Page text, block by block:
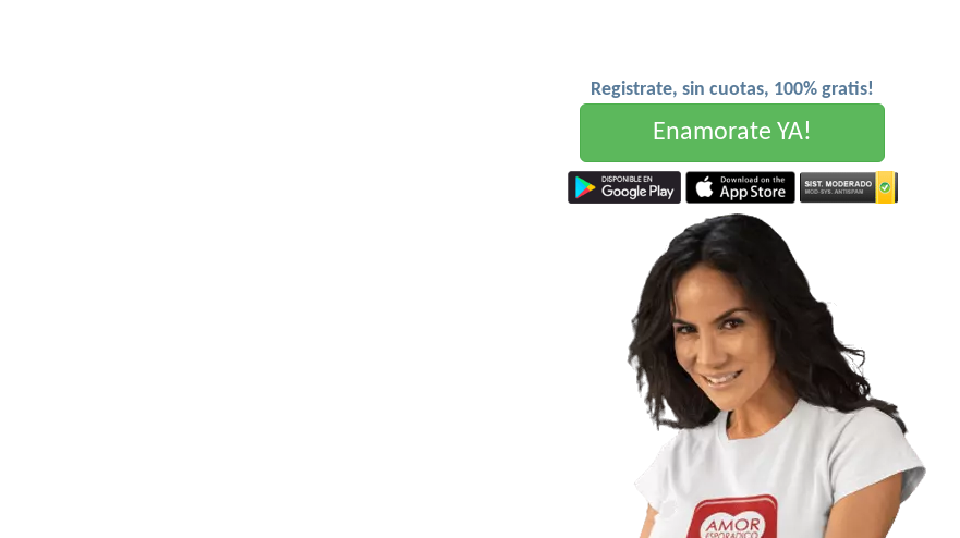
Registrate, sin cuotas, 100% gratis!
Enamorate YA!